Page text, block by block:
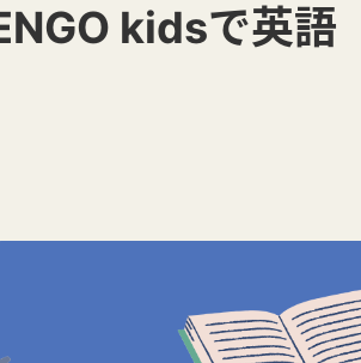
kidsで英語